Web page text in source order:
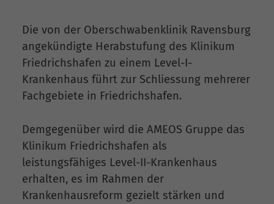
Die von der Oberschwabenklinik Ravensburg
angekündigte Herabstufung des Klinikum
Friedrichshafen zu einem Level-I-
Krankenhaus führt zur Schliessung mehrerer
Fachgebiete in Friedrichshafen.
Demgegenüber wird die AMEOS Gruppe das
Klinikum Friedrichshafen als
leistungsfähiges Level-II-Krankenhaus
erhalten, es im Rahmen der
Krankenhausreform gezielt stärken und